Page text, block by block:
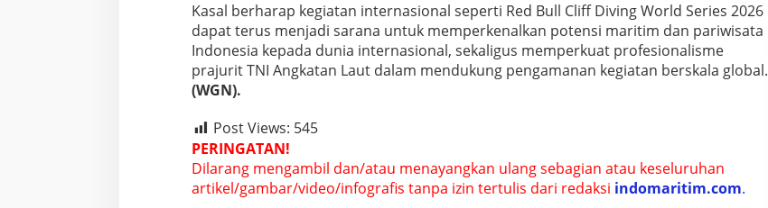
2
0
2
6
d
r
o
k
e
n
Kasal berharap kegiatan internasional seperti Red Bull Cliff Diving World Series 2026
dapat terus menjadi sarana untuk memperkenalkan potensi maritim dan pariwisata
Indonesia kepada dunia internasional, sekaligus memperkuat profesionalisme
prajurit TNI Angkatan Laut dalam mendukung pengamanan kegiatan berskala global.
(WGN).
Post Views: 545
PERINGATAN!
Dilarang mengambil dan/atau menayangkan ulang sebagian atau keseluruhan
artikel/gambar/video/infografis tanpa izin tertulis dari redaksi indomaritim.com.